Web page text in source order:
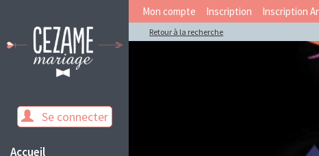
Se connecter
Accueil
Mon compte Inscription Inscription
Retour à la recherche